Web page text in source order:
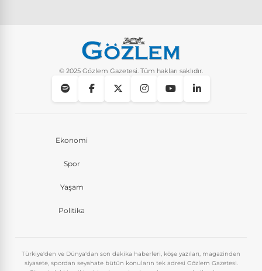
© 2025 Gözlem Gazetesi. Tüm hakları saklıdır.
Ekonomi
Spor
Yaşam
Politika
Türkiye'den ve Dünya'dan son dakika haberleri, köşe yazıları, magazinden
siyasete, spordan seyahate bütün konuların tek adresi Gözlem Gazetesi.